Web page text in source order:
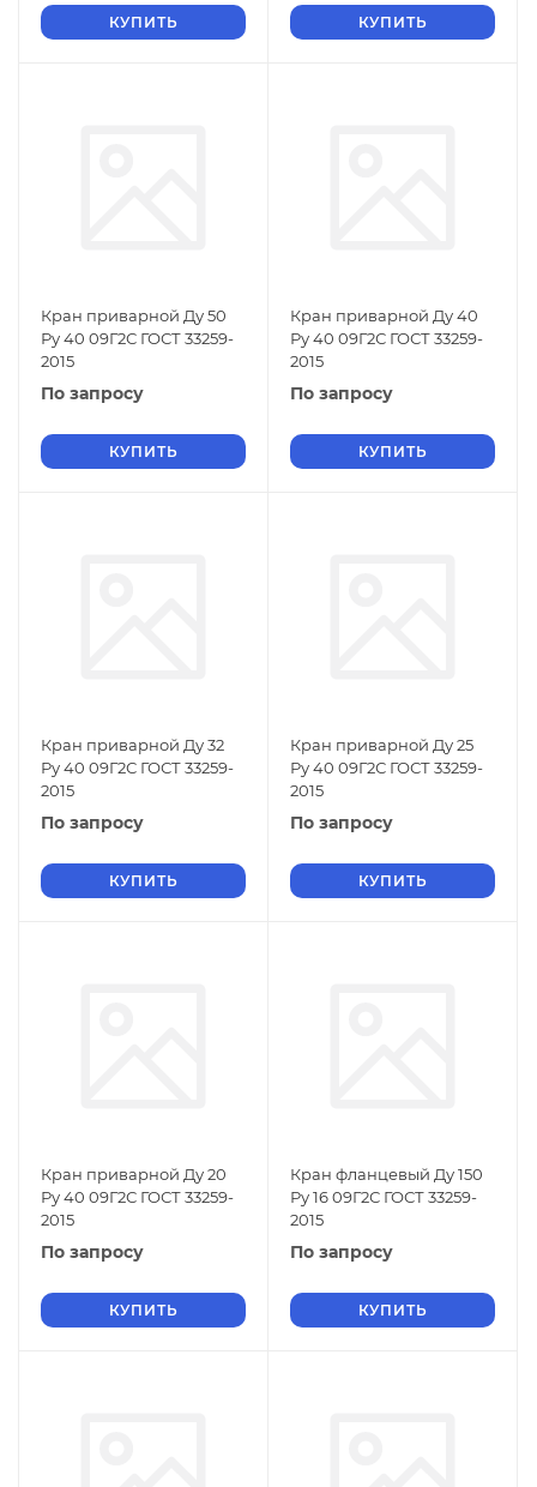
КУПИТЬ КУПИТЬ
Кран приварной Ду 50
Ру 40 09Г2С ГОСТ 33259-
2015
По запросу
КУПИТЬ
Кран приварной Ду 40
Ру 40 09Г2С ГОСТ 33259-
2015
По запросу
КУПИТЬ
Кран приварной Ду 32
Ру 40 09Г2С ГОСТ 33259-
2015
По запросу
КУПИТЬ
Кран приварной Ду 25
Ру 40 09Г2С ГОСТ 33259-
2015
По запросу
КУПИТЬ
Кран приварной Ду 20
Ру 40 09Г2С ГОСТ 33259-
2015
По запросу
КУПИТЬ
Кран фланцевый Ду 150
Ру 16 09Г2С ГОСТ 33259-
2015
По запросу
КУПИТЬ